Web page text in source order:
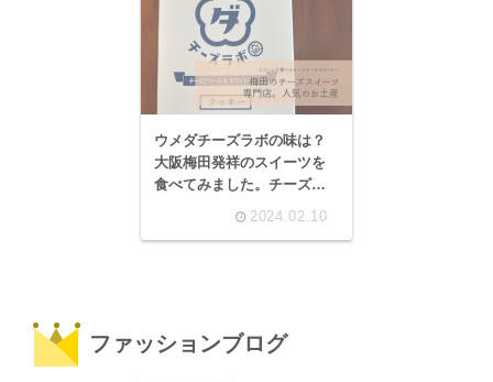
ウメダチーズラボの味は？
大阪梅田発祥のスイーツを
食べてみました。チーズス
2024.02.10
ファッションブログ